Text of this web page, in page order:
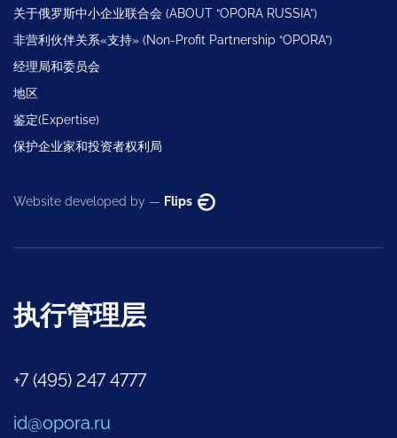
关于俄罗斯中小企业联合会 (ABOUT “OPORA RUSSIA”)
非营利伙伴关系«支持» (Non-Profit Partnership “OPORA”)
经理局和委员会
地区
鉴定(Expertise)
保护企业家和投资者权利局
Website developed by — Flips
执行管理层
+7 (495) 247 4777
id@opora.ru